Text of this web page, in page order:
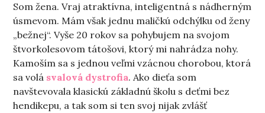
Som žena. Vraj atraktívna, inteligentná s nádherným
úsmevom. Mám však jednu maličkú odchýlku od ženy
„bežnej“. Vyše 20 rokov sa pohybujem na svojom
štvorkolesovom tátošovi, ktorý mi nahrádza nohy.
Kamoším sa s jednou veľmi vzácnou chorobou, ktorá
sa volá svalová dystrofia. Ako dieťa som
navštevovala klasickú základnú školu s deťmi bez
hendikepu, a tak som si ten svoj nijak zvlášť